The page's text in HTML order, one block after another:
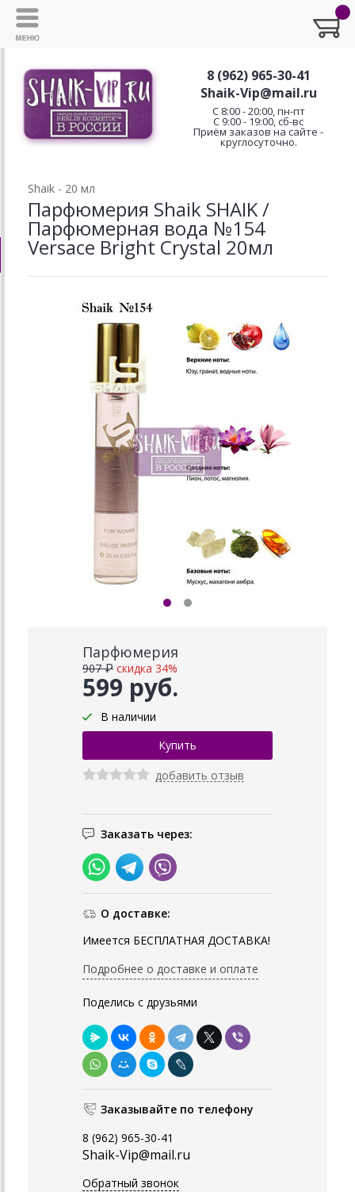
8 (962) 965-30-41
Shaik-Vip@mail.ru
C 8:00 - 20:00, пн-пт
С 9:00 - 19:00, сб-вс
Приём заказов на сайте -
круглосуточно.
Shaik - 20 мл
Парфюмерия Shaik SHAIK /
Парфюмерная вода №154
Versace Bright Crystal 20мл
Парфюмерия
599 руб.
907 ₽ скидка 34%
В наличии
добавить отзыв
Заказать через:
О доставке:
Имеется БЕСПЛАТНАЯ ДОСТАВКА!
Подробнее о доставке и оплате
Поделись с друзьями
Заказывайте по телефону
8 (962) 965-30-41
Shaik-Vip@mail.ru
Обратный звонок